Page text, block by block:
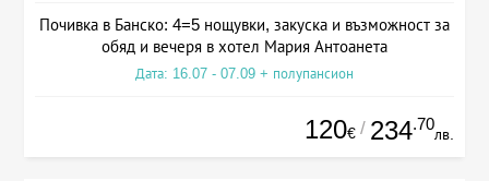
Почивка в Банско: 4=5 нощувки, закуска и възможност за
обяд и вечеря в хотел Мария Антоанета
Дата: 16.07 - 07.09 + полупансион
120€ / 234.70
лв.